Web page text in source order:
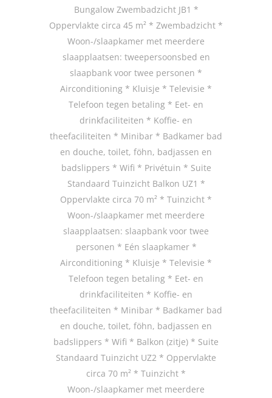
Bungalow Zwembadzicht JB1 *
Oppervlakte circa 45 m² * Zwembadzicht *
Woon-/slaapkamer met meerdere
slaapplaatsen: tweepersoonsbed en
slaapbank voor twee personen *
Airconditioning * Kluisje * Televisie *
Telefoon tegen betaling * Eet- en
drinkfaciliteiten * Koffie- en
theefaciliteiten * Minibar * Badkamer bad
en douche, toilet, föhn, badjassen en
badslippers * Wifi * Privétuin * Suite
Standaard Tuinzicht Balkon UZ1 *
Oppervlakte circa 70 m² * Tuinzicht *
Woon-/slaapkamer met meerdere
slaapplaatsen: slaapbank voor twee
personen * Eén slaapkamer *
Airconditioning * Kluisje * Televisie *
Telefoon tegen betaling * Eet- en
drinkfaciliteiten * Koffie- en
theefaciliteiten * Minibar * Badkamer bad
en douche, toilet, föhn, badjassen en
badslippers * Wifi * Balkon (zitje) * Suite
Standaard Tuinzicht UZ2 * Oppervlakte
circa 70 m² * Tuinzicht *
Woon-/slaapkamer met meerdere